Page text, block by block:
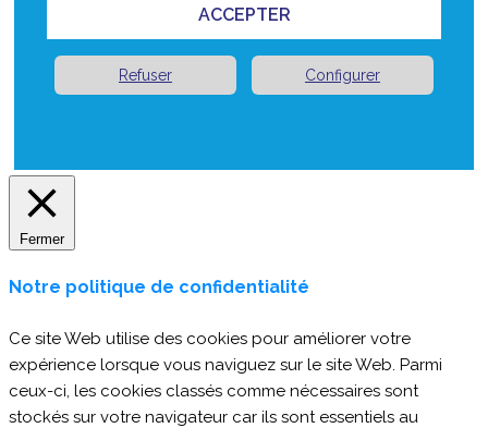
ACCEPTER
Refuser Configurer
Fermer
Notre politique de confidentialité
Ce site Web utilise des cookies pour améliorer votre
expérience lorsque vous naviguez sur le site Web. Parmi
ceux-ci, les cookies classés comme nécessaires sont
stockés sur votre navigateur car ils sont essentiels au